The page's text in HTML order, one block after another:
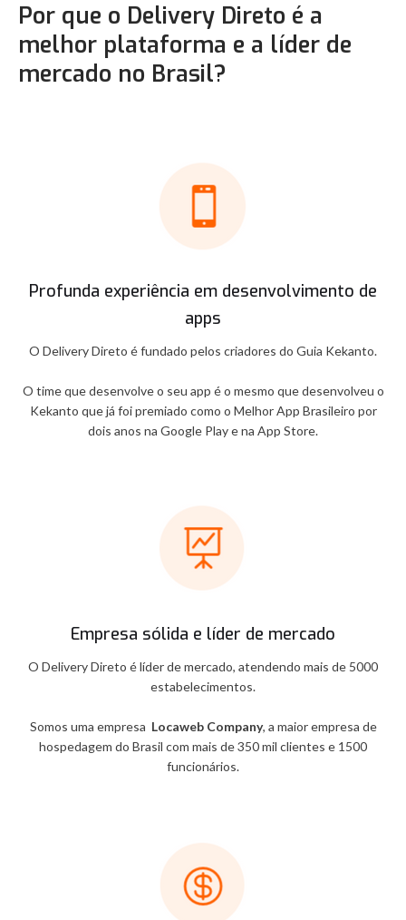
Por que o Delivery Direto é a
melhor plataforma e a líder de
mercado no Brasil?
Profunda experiência em desenvolvimento de
apps
O Delivery Direto é fundado pelos criadores do Guia Kekanto.
O time que desenvolve o seu app é o mesmo que desenvolveu o
Kekanto que já foi premiado como o Melhor App Brasileiro por
dois anos na Google Play e na App Store.
Empresa sólida e líder de mercado
O Delivery Direto é líder de mercado, atendendo mais de 5000
estabelecimentos.
Somos uma empresa Locaweb Company, a maior empresa de
hospedagem do Brasil com mais de 350 mil clientes e 1500
funcionários.